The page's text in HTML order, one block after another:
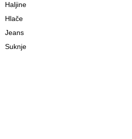
Haljine
Hlače
Jeans
Suknje